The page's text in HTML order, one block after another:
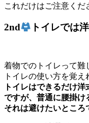
これだけはご注意くだ
2nd トイレでは
着物でのトイレって難
トイレの使い方を覚え
トイレはできるだけ洋
ですが、普通に腰掛け
それは避けたいところ